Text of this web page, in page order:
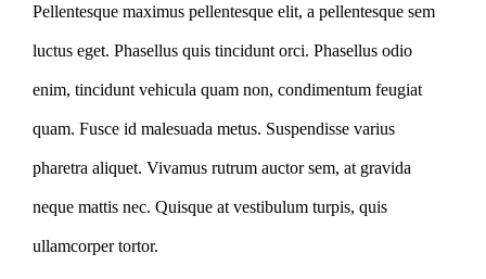
Pellentesque maximus pellentesque elit, a pellentesque sem
luctus eget. Phasellus quis tincidunt orci. Phasellus odio
enim, tincidunt vehicula quam non, condimentum feugiat
quam. Fusce id malesuada metus. Suspendisse varius
pharetra aliquet. Vivamus rutrum auctor sem, at gravida
neque mattis nec. Quisque at vestibulum turpis, quis
ullamcorper tortor.